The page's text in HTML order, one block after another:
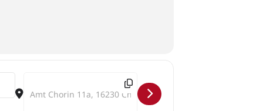
Destination Address - Die Geburt der stillen Farben []